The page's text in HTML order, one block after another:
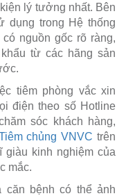
lý tưởng nhất. Bên
dụng trong Hệ thống
nguồn gốc rõ ràng,
từ các hãng sản
tiêm phòng vắc xin
điện theo số Hotline
sóc khách hàng,
chủng VNVC trên
kinh nghiệm của
mắc.
căn bệnh có thể ảnh